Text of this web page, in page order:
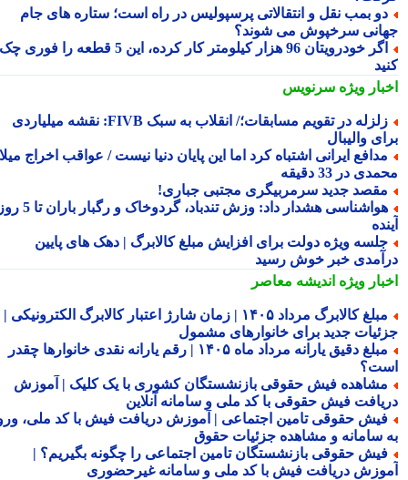
بمب نقل و انتقالاتی پرسپولیس در راه است؛ ستاره های جام
سرخپوش می شوند؟
اگر خودرویتان 96 هزار کیلومتر کار کرده، این 5 قطعه را فوری چک
ویژهسرنویس
زلزله در تقویم مسابقات؛/ انقلاب به سبک FIVB: نقشه میلیاردی
والیبال
ایرانی اشتباه کرد اما این پایان دنیا نیست / عواقب اخراج میلاد
در 33 دقیقه
جدید سرمربیگری مجتبی جباری!
هواشناسی هشدار داد: وزش تندباد، گردوخاک و رگبار باران تا 5 روز
ویژه دولت برای افزایش مبلغ کالابرگ | دهک های پایین
خبر خوش رسید
ویژهاندیشه معاصر
مبلغ کالابرگ مرداد ۱۴۰۵ | زمان شارژ اعتبار کالابرگ الکترونیکی |
جدید برای خانوارهای مشمول
مبلغ دقیق یارانه مرداد ماه ۱۴۰۵ | رقم یارانه نقدی خانوارها چقدر
فیش حقوقی بازنشستگان کشوری با یک کلیک | آموزش
فیش حقوقی با کد ملی و سامانه آنلاین
حقوقی تامین اجتماعی | آموزش دریافت فیش با کد ملی، ورود
سامانه و مشاهده جزئیات حقوق
حقوقی بازنشستگان تامین اجتماعی را چگونه بگیریم؟ |
دریافت فیش با کد ملی و سامانه غیرحضوری